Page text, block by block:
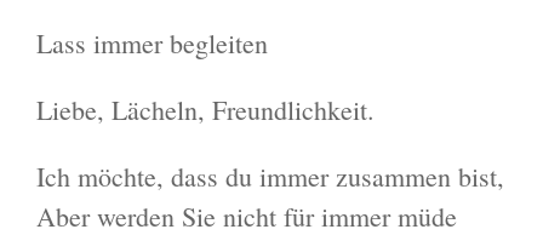
Lass immer begleiten
Liebe, Lächeln, Freundlichkeit.
Ich möchte, dass du immer zusammen bist,
Aber werden Sie nicht für immer müde